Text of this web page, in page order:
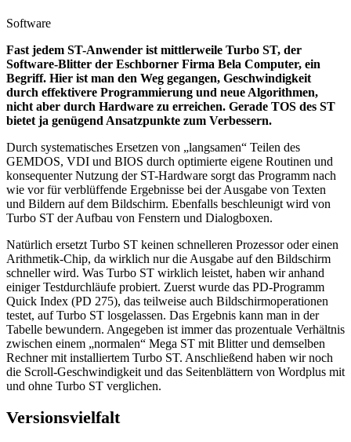
Software
Fast jedem ST-Anwender ist mittlerweile Turbo ST, der
Software-Blitter der Eschborner Firma Bela Computer, ein
Begriff. Hier ist man den Weg gegangen, Geschwindigkeit
durch effektivere Programmierung und neue Algorithmen,
nicht aber durch Hardware zu erreichen. Gerade TOS des ST
bietet ja genügend Ansatzpunkte zum Verbessern.
Durch systematisches Ersetzen von „langsamen“ Teilen des
GEMDOS, VDI und BIOS durch optimierte eigene Routinen und
konsequenter Nutzung der ST-Hardware sorgt das Programm nach
wie vor für verblüffende Ergebnisse bei der Ausgabe von Texten
und Bildern auf dem Bildschirm. Ebenfalls beschleunigt wird von
Turbo ST der Aufbau von Fenstern und Dialogboxen.
Natürlich ersetzt Turbo ST keinen schnelleren Prozessor oder einen
Arithmetik-Chip, da wirklich nur die Ausgabe auf den Bildschirm
schneller wird. Was Turbo ST wirklich leistet, haben wir anhand
einiger Testdurchläufe probiert. Zuerst wurde das PD-Programm
Quick Index (PD 275), das teilweise auch Bildschirmoperationen
testet, auf Turbo ST losgelassen. Das Ergebnis kann man in der
Tabelle bewundern. Angegeben ist immer das prozentuale Verhältnis
zwischen einem „normalen“ Mega ST mit Blitter und demselben
Rechner mit installiertem Turbo ST. Anschließend haben wir noch
die Scroll-Geschwindigkeit und das Seitenblättern von Wordplus mit
und ohne Turbo ST verglichen.
Versionsvielfalt